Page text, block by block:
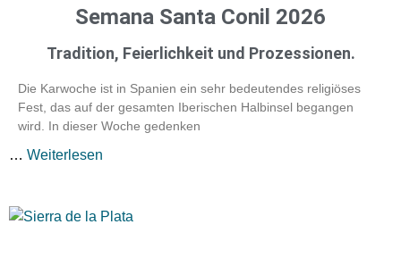
Semana Santa Conil 2026
Tradition, Feierlichkeit und Prozessionen.
Die Karwoche ist in Spanien ein sehr bedeutendes religiöses
Fest, das auf der gesamten Iberischen Halbinsel begangen
wird. In dieser Woche gedenken
… Weiterlesen